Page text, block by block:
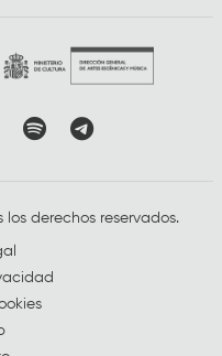
a twitter
Link a facebook
Link a spotify
Link a
los derechos reservados.